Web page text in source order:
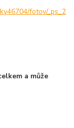
fotov/_ps_2
a může